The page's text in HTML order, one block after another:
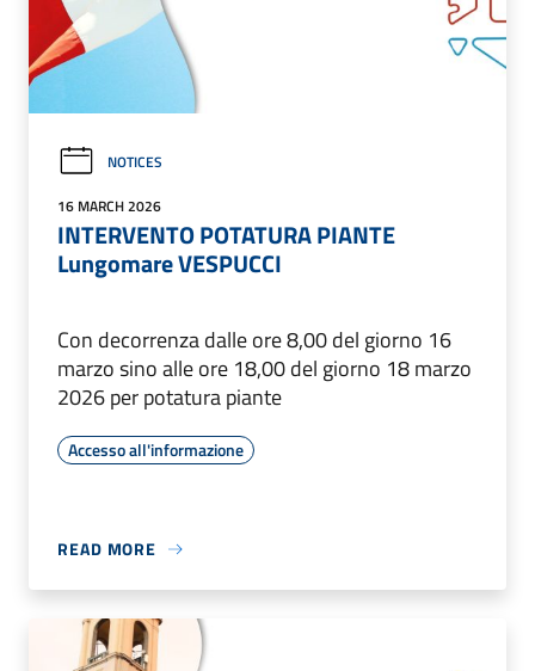
NOTICES
16 MARCH 2026
INTERVENTO POTATURA PIANTE
Lungomare VESPUCCI
Con decorrenza dalle ore 8,00 del giorno 16
marzo sino alle ore 18,00 del giorno 18 marzo
2026 per potatura piante
Accesso all'informazione
READ MORE